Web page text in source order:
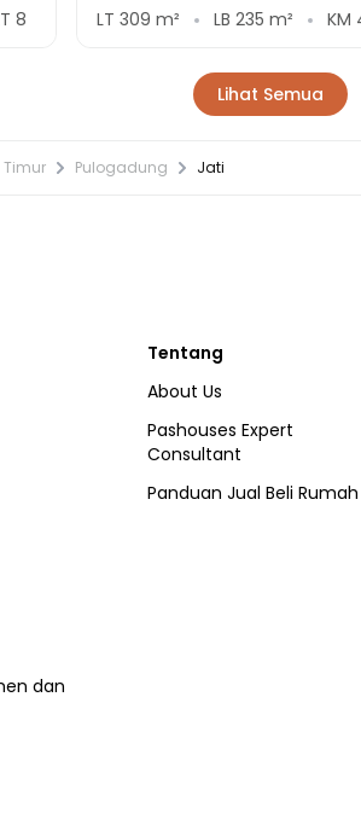
8
LT 309 m² LB 235 m² KM
Lihat Semua
Pulogadung Jati
dan
Tentang
About Us
Pashouses Expert
Consultant
Panduan Jual Beli Rumah